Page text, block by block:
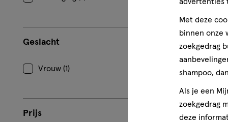
Geslacht
Vrouw (1)
Prijs
aan
Met deze
binnen onze
zoekgedrag
shampoo,
Als je een
zoekgedrag
deze